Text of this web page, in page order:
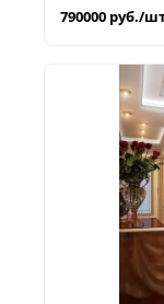
790000 руб./